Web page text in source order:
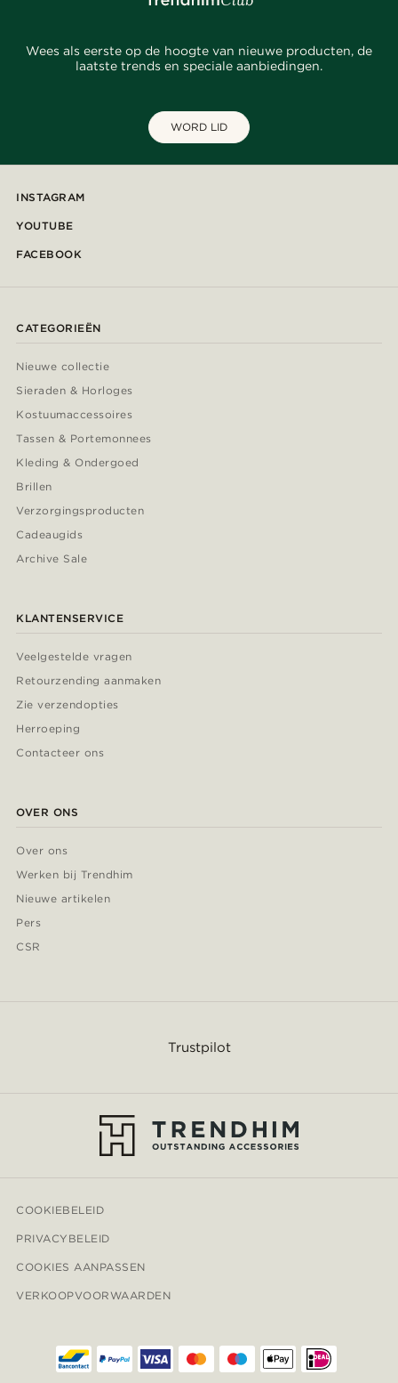
Wees als eerste op de hoogte van nieuwe producten, de
laatste trends en speciale aanbiedingen.
WORD LID
INSTAGRAM
YOUTUBE
FACEBOOK
CATEGORIEËN
Nieuwe collectie
Sieraden & Horloges
Kostuumaccessoires
Tassen & Portemonnees
Kleding & Ondergoed
Brillen
Verzorgingsproducten
Cadeaugids
Archive Sale
KLANTENSERVICE
Veelgestelde vragen
Retourzending aanmaken
Zie verzendopties
Herroeping
Contacteer ons
OVER ONS
Over ons
Werken bij Trendhim
Nieuwe artikelen
Pers
CSR
Trustpilot
COOKIEBELEID
PRIVACYBELEID
COOKIES AANPASSEN
VERKOOPVOORWAARDEN